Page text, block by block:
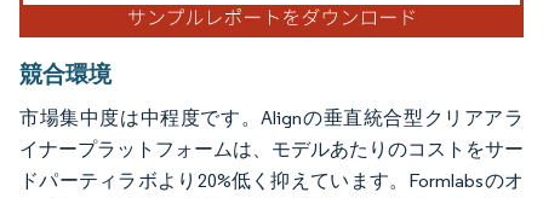
競合環境
市場集中度は中程度です。Alignの垂直統合型クリアアラ
イナープラットフォームは、モデルあたりのコストをサー
ドパーティラボより20%低く抑えています。Formlabsのオ